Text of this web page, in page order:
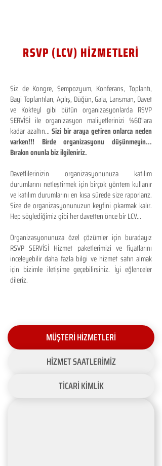
RSVP (LCV) HİZMETLERİ
Siz de Kongre, Sempozyum, Konferans, Toplantı,
Bayi Toplantıları, Açılış, Düğün, Gala, Lansman, Davet
ve Kokteyl gibi bütün organizasyonlarda RSVP
SERVİSİ ile organizasyon maliyetlerinizi %60'lara
kadar azaltın...Sizi bir araya getiren onlarca neden
varken!!! Birde organizasyonu düşünmeyin...
Bırakın onunla biz ilgileniriz.
Davetlilerinizin organizasyonunuza katılım
durumlarını netleştirmek için birçok yöntem kullanır
ve katılım durumlarını en kısa sürede size raporlarız.
Size de organizasyonunuzun keyfini çıkarmak kalır.
Hep söylediğimiz gibi her davetten önce bir LCV...
Organizasyonunuza özel çözümler için buradayız
RSVP SERVİSİ Hizmet paketlerimizi ve fiyatlarını
inceleyebilir daha fazla bilgi ve hizmet satın almak
için bizimle iletişime geçebilirsiniz. İyi eğlenceler
dileriz.
MÜŞTERİ HİZMETLERİ
HİZMET SAATLERİMİZ
TİCARİ KİMLİK